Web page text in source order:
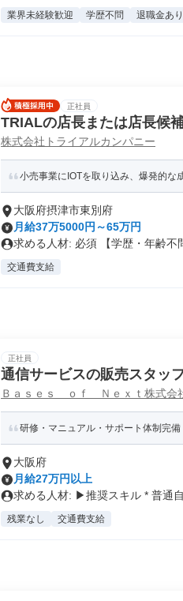
業界未経験歓迎 学歴不問 退職金あり
正社員
TRIALの店長または店長候
株式会社トライアルカンパニー
小売事業にIOTを取り込み、爆発的な
大阪府摂津市東別府
月給37万5000円～65万円
求める人材: 必須 【学歴・年齢不
交通費支給
正社員
通信サービスの販売スタッ
Ｂａｓｅｓ ｏｆ Ｎｅｘｔ株式会
研修・マニュアル・サポート体制完
大阪府
月給27万円以上
求める人材: ▶推奨スキル * 普通
残業なし 交通費支給